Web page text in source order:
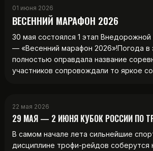
01 июня 2026
ВЕСЕННИЙ МАРАФОН 2026
30 мая состоялся 1 этап
— «Весенний марафон 2026»!Погода в
полностью оправдала название
участников сопровождали то яркое
22 мая 2026
29 МАЯ — 2 ИЮНЯ КУБОК РОССИИ ПО
В самом начале лета сильнейшие
дисциплине трофи-рейдов соберутся